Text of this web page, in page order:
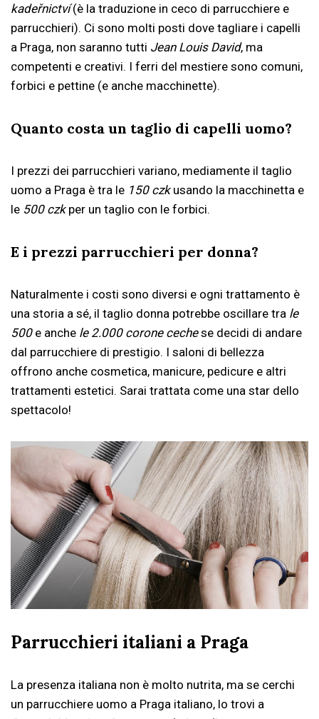
kadeřnictví(è la traduzione in ceco di parrucchiere e
parrucchieri). Ci sono molti posti dove tagliare i capelli
a Praga, non saranno tutti Jean Louis David, ma
competenti e creativi. I ferri del mestiere sono comuni,
forbici e pettine (e anche macchinette).
Quanto costa un taglio di capelli uomo?
I prezzi dei parrucchieri variano, mediamente il taglio
uomo a Praga è tra le 150 czkusando la macchinetta e
le 500 czkper un taglio con le forbici.
E i prezzi parrucchieri per donna?
Naturalmente i costi sono diversi e ogni trattamento è
una storia a sé, il taglio donna potrebbe oscillare tra le
500e anche le 2.000 corone cechese decidi di andare
dal parrucchiere di prestigio. I saloni di bellezza
offrono anche cosmetica, manicure, pedicure e altri
trattamenti estetici. Sarai trattata come una star dello
spettacolo!
Parrucchieri italiani a Praga
La presenza italiana non è molto nutrita, ma se cerchi
un parrucchiere uomo a Praga italiano, lo trovi a